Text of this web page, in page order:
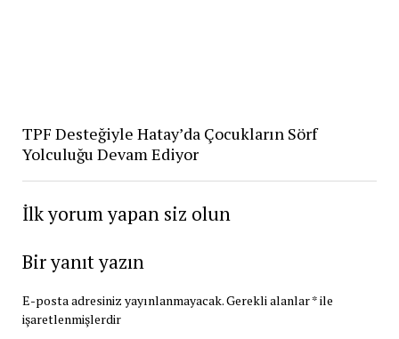
TPF Desteğiyle Hatay’da Çocukların Sörf
Yolculuğu Devam Ediyor
İlk yorum yapan siz olun
Bir yanıt yazın
E-posta adresiniz yayınlanmayacak.Gerekli alanlar*ile
işaretlenmişlerdir